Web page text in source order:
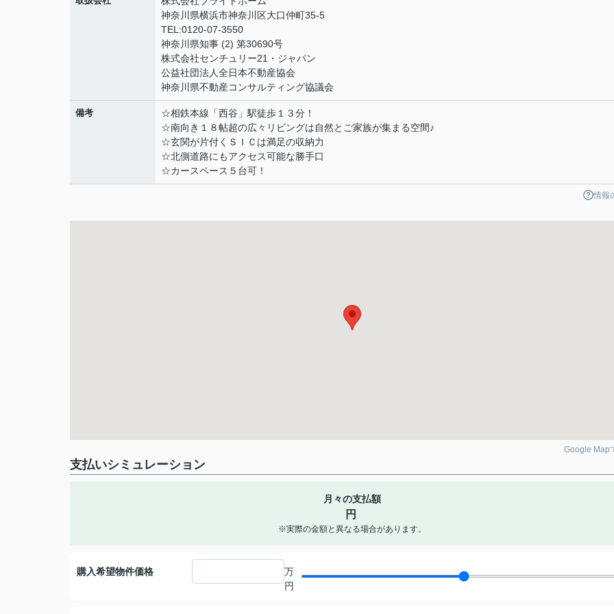
神奈川県横浜市神奈川区大口仲町35-5
TEL:0120-07-3550
神奈川県知事 (2) 第30690号
株式会社センチュリー21・ジャパン
公益社団法人全日本不動産協会
神奈川県不動産コンサルティング協議会
備考
☆相鉄本線「西谷」駅徒歩１３分！
☆南向き１８帖超の広々リビングは自然とご家族が集まる空間♪
☆玄関が片付くＳＩＣは満足の収納力
☆北側道路にもアクセス可能な勝手口
☆カースペース５台可！
情報
Google Map
支払いシミュレーション
月々の支払額
円
※実際の金額と異なる場合があります。
購入希望物件価格
万
円